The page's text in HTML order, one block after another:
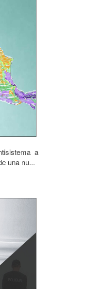
a
una nu...